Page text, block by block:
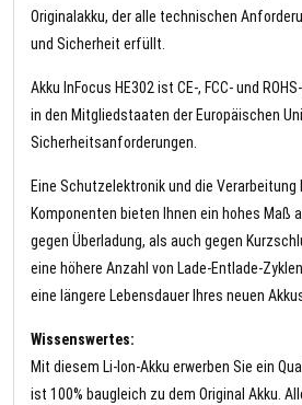
Originalakku, der alle technischen
und Sicherheit erfüllt.
Akku InFocus HE302 ist CE-, FCC- und
in den Mitgliedstaaten der Europäischen
Sicherheitsanforderungen.
Eine Schutzelektronik und die
Komponenten bieten Ihnen ein hohes Maß
gegen Überladung, als auch gegen
eine höhere Anzahl von Lade-Entlade-
eine längere Lebensdauer Ihres neuen
Wissenswertes:
Mit diesem Li-Ion-Akku erwerben Sie ein
ist 100% baugleich zu dem Original Akku.